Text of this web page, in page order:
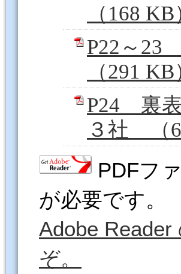
（168 KB
P22～23
（291 KB
P24 裏
３社 （
PDFフ
が必要です。
Adobe
ぞ。